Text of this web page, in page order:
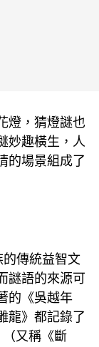
燈，猜燈謎也
妙趣橫生，人
的場景組成了
的傳統益智文
謎語的來源可
的《吳越年
龍》都記錄了
又稱《斷